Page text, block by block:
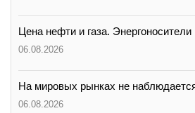
Цена нефти и газа. Энергоносители
06.08.2026
На мировых рынках не
06.08.2026